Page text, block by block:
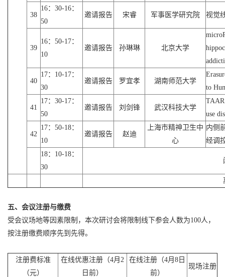
38
16：30-16：
50
邀请报告 宋睿 军事医学研究院 视觉
39
16：50-17：
10
邀请报告 孙琳琳 北京大学
40
17：10-17：
30
邀请报告 罗宜孝 湖南师范大学
to
41
17：30-17：
50
邀请报告 刘剑锋 武汉科技大学
use
42
17：50-18：
10
邀请报告 赵迪
上海市精神卫生中
心
内侧
经调
18：10-18：
30
五、 会议注册与缴费
受会议场地等因素限制，本次研讨会将限制线下参会人数为100人，
按注册缴费顺序先到先得。
注册费标准
（元）
在线优惠注册（4月2
日前）
在线注册（4月8日
前）
现场注册